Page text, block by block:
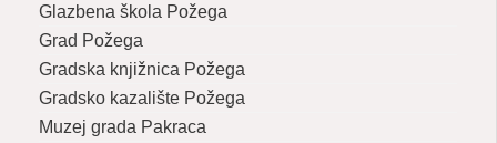
Glazbena škola Požega
Grad Požega
Gradska knjižnica Požega
Gradsko kazalište Požega
Muzej grada Pakraca